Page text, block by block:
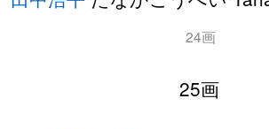
24画
25画